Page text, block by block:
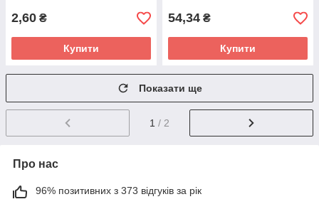
2,60 ₴
Купити
54,34 ₴
Купити
Показати ще
1 / 2
Про нас
96% позитивних з 373 відгуків за рік